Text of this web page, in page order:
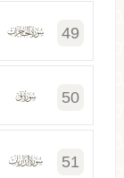
49
50
51